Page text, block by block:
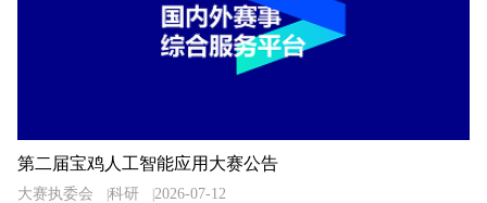
第二届宝鸡人工智能应用大赛公告
大赛执委会 科研 2026-07-12